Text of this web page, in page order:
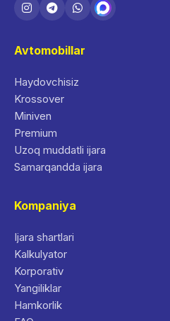
Avtomobillar
Haydovchisiz
Krossover
Miniven
Premium
Uzoq muddatli ijara
Samarqandda ijara
Kompaniya
Ijara shartlari
Kalkulyator
Korporativ
Yangiliklar
Hamkorlik